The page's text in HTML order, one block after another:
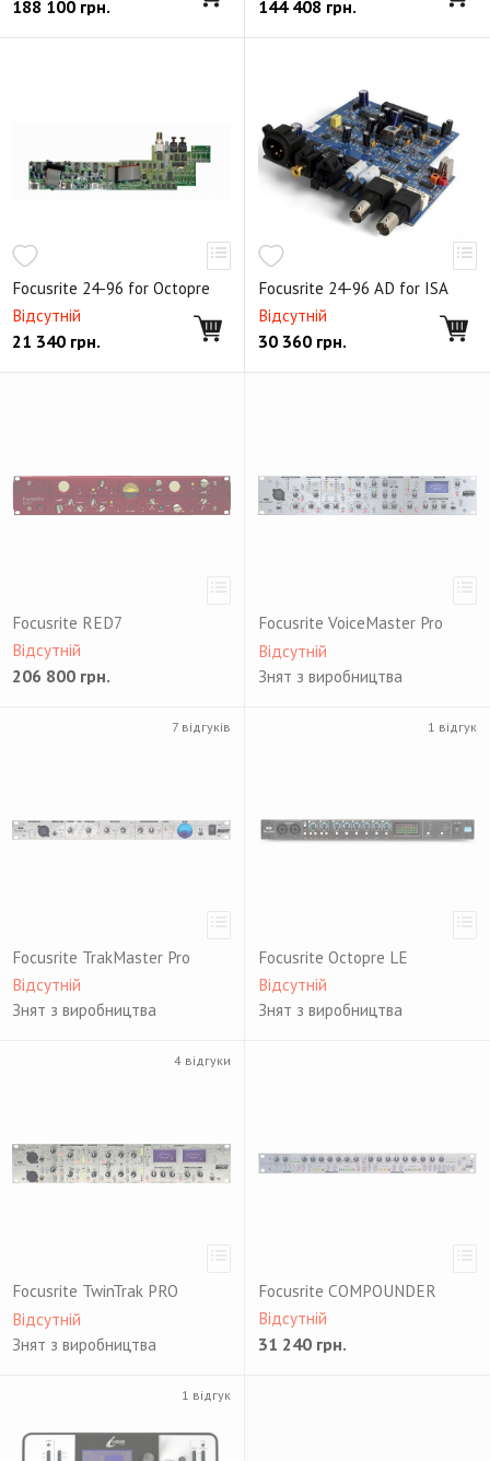
188 100 грн. 144 408 грн.
Focusrite 24-96 for Octopre
Відсутній
21 340 грн.
Focusrite 24-96 AD for ISA
Відсутній
30 360 грн.
Focusrite RED7
Відсутній
206 800 грн.
Focusrite VoiceMaster Pro
Відсутній
Знят з виробництва
Focusrite TrakMaster Pro
Відсутній
Знят з виробництва
7 відгуків
Focusrite Octopre LE
Відсутній
Знят з виробництва
1 відгук
Focusrite TwinTrak PRO
Відсутній
Знят з виробництва
4 відгуки
Focusrite COMPOUNDER
Відсутній
31 240 грн.
1 відгук